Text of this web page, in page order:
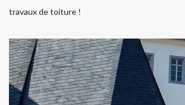
travaux de toiture !